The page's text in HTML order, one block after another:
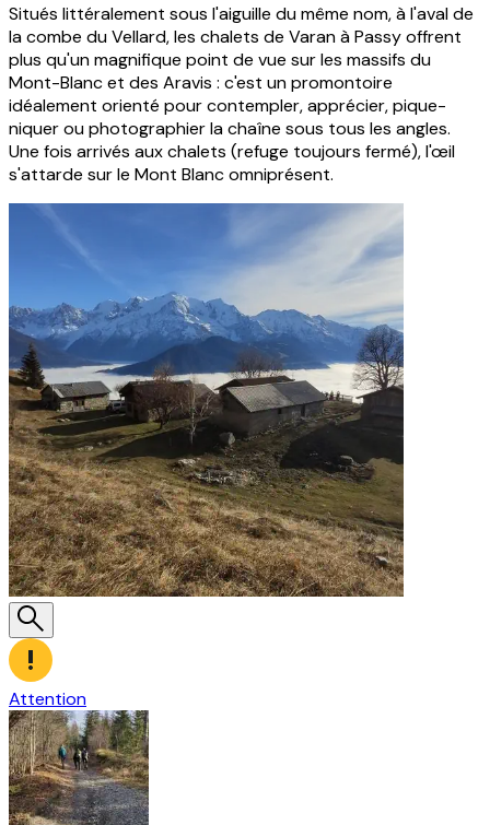
Situés littéralement sous l'aiguille du même nom, à l'aval de
la combe du Vellard, les chalets de Varan à Passy offrent
plus qu'un magnifique point de vue sur les massifs du
Mont-Blanc et des Aravis : c'est un promontoire
idéalement orienté pour contempler, apprécier, pique-
niquer ou photographier la chaîne sous tous les angles.
Une fois arrivés aux chalets (refuge toujours fermé), l'œil
s'attarde sur le Mont Blanc omniprésent.
Attention